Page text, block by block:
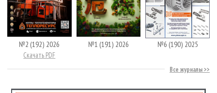
№2 (192) 2026
Скачать PDF
№1 (191) 2026 №6 (190) 2025
Все журналы